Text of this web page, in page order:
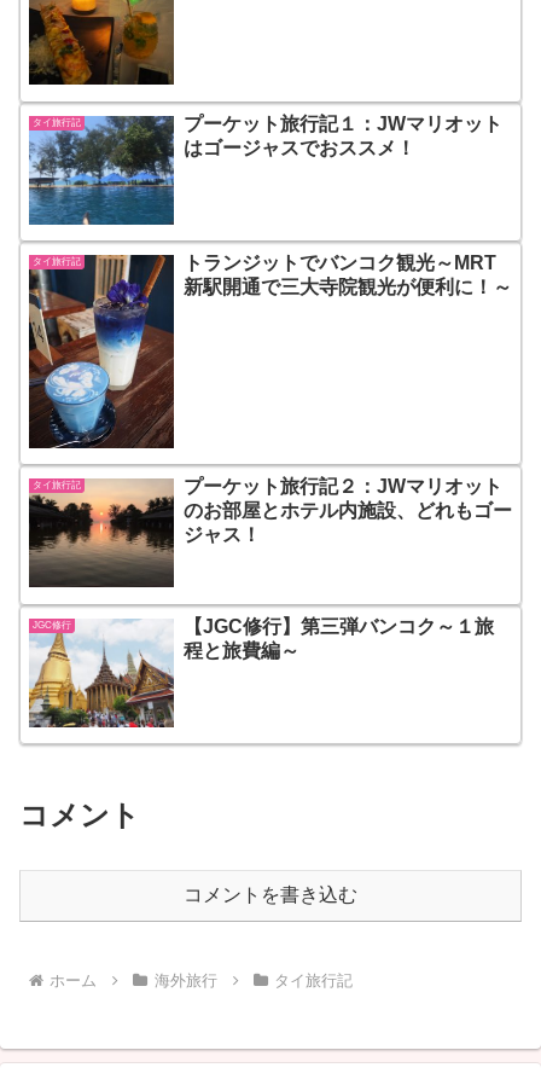
タイ旅行記
プーケット旅行記１：JWマリオット
はゴージャスでおススメ！
タイ旅行記
トランジットでバンコク観光～MRT
新駅開通で三大寺院観光が便利に！～
タイ旅行記
プーケット旅行記２：JWマリオット
のお部屋とホテル内施設、どれもゴー
ジャス！
JGC修行
【JGC修行】第三弾バンコク～１旅
程と旅費編～
コメント
コメントを書き込む
ホーム 海外旅行 タイ旅行記